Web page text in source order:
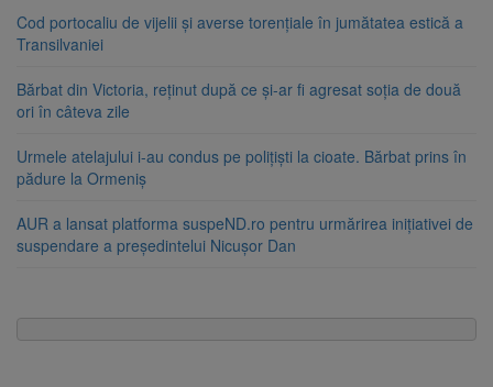
Cod portocaliu de vijelii și averse torențiale în jumătatea estică a
Transilvaniei
Bărbat din Victoria, reținut după ce și-ar fi agresat soția de două
ori în câteva zile
Urmele atelajului i-au condus pe polițiști la cioate. Bărbat prins în
pădure la Ormeniș
AUR a lansat platforma suspeND.ro pentru urmărirea inițiativei de
suspendare a președintelui Nicușor Dan